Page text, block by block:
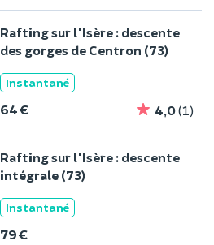
Rafting sur l'Isère : descente
des gorges de Centron (73)
Instantané
64 € 4,0(1)
Rafting sur l'Isère : descente
intégrale (73)
Instantané
79 €